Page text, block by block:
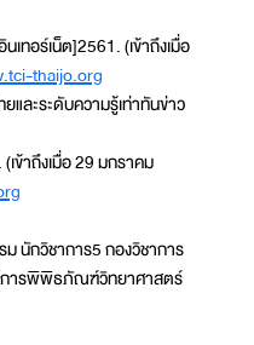
ทอร์เน็ต]2561. (เข้าถึงเมื่อ
thaijo.org
และระดับความรู้เท่าทันข่าว
ข้าถึงเมื่อ 29 มกราคม
นักวิชาการ5 กองวิชาการ
การพิพิธภัณฑ์วิทยาศาสตร์